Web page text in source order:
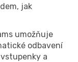
jak
umožňuje
odbavení
a